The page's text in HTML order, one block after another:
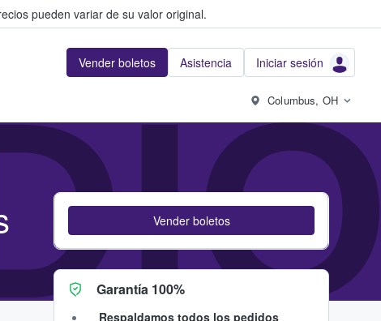
pueden variar de su valor original.
Vender boletos Asistencia Iniciar sesión
Columbus, OH
Vender boletos
Garantía 100%
Respaldamos todos los pedidos